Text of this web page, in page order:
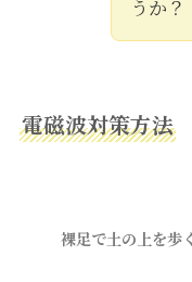
うか？
電磁波対策方法
裸足で土の上を歩